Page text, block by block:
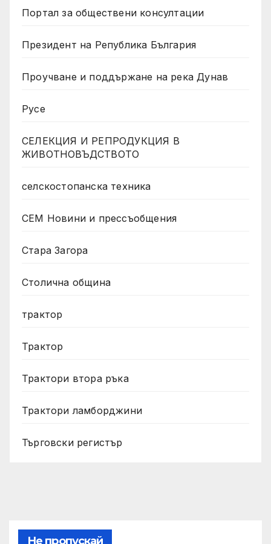
Портал за обществени консултации
Президент на Република България
Проучване и поддържане на река Дунав
Русе
СЕЛЕКЦИЯ И РЕПРОДУКЦИЯ В
ЖИВОТНОВЪДСТВОТО
селскостопанска техника
СЕМ Новини и прессъобщения
Стара Загора
Столична община
трактор
Трактор
Трактори втора ръка
Трактори ламборджини
Търговски регистър
Не пропускай